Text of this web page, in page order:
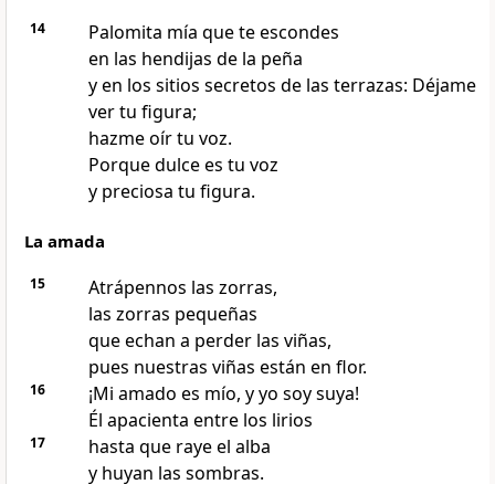
14
Palomita mía que te escondes
en las hendijas de la peña
y en los sitios secretos de las terrazas: Déjame
ver tu figura;
hazme oír tu voz.
Porque dulce es tu voz
y preciosa tu figura.
La amada
15
Atrápennos las zorras,
las zorras pequeñas
que echan a perder las viñas,
pues nuestras viñas están en flor.
16
¡Mi amado es mío, y yo soy suya!
Él apacienta entre los lirios
17
hasta que raye el alba
y huyan las sombras.